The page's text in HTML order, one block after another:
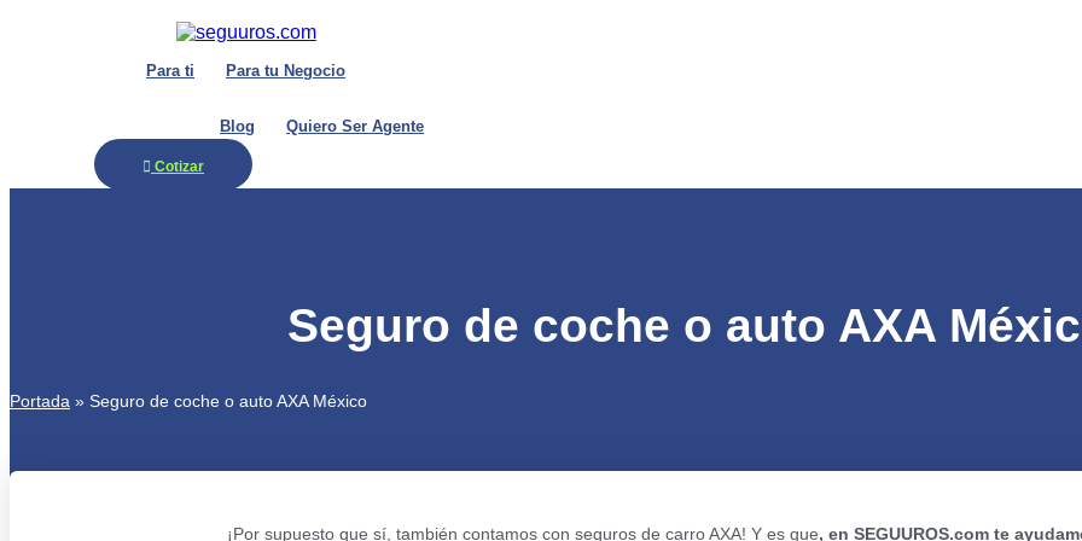
Para ti Para tu Negocio
Blog Quiero Ser Agente
Cotizar
Seguro de coche o auto AXA
Portada » Seguro de coche o auto AXA México
¡Por supuesto que sí, también contamos con seguros de carro AXA! Y es que, en SEGUUROS.com te